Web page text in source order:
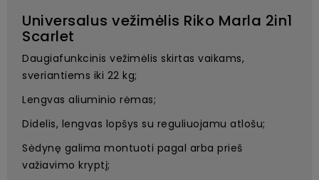
Universalus vežimėlis Riko Marla 2in1
Scarlet
Daugiafunkcinis vežimėlis skirtas vaikams,
sveriantiems iki 22 kg;
Lengvas aliuminio rėmas;
Didelis, lengvas lopšys su reguliuojamu atlošu;
Sėdynę galima montuoti pagal arba prieš
važiavimo kryptį;